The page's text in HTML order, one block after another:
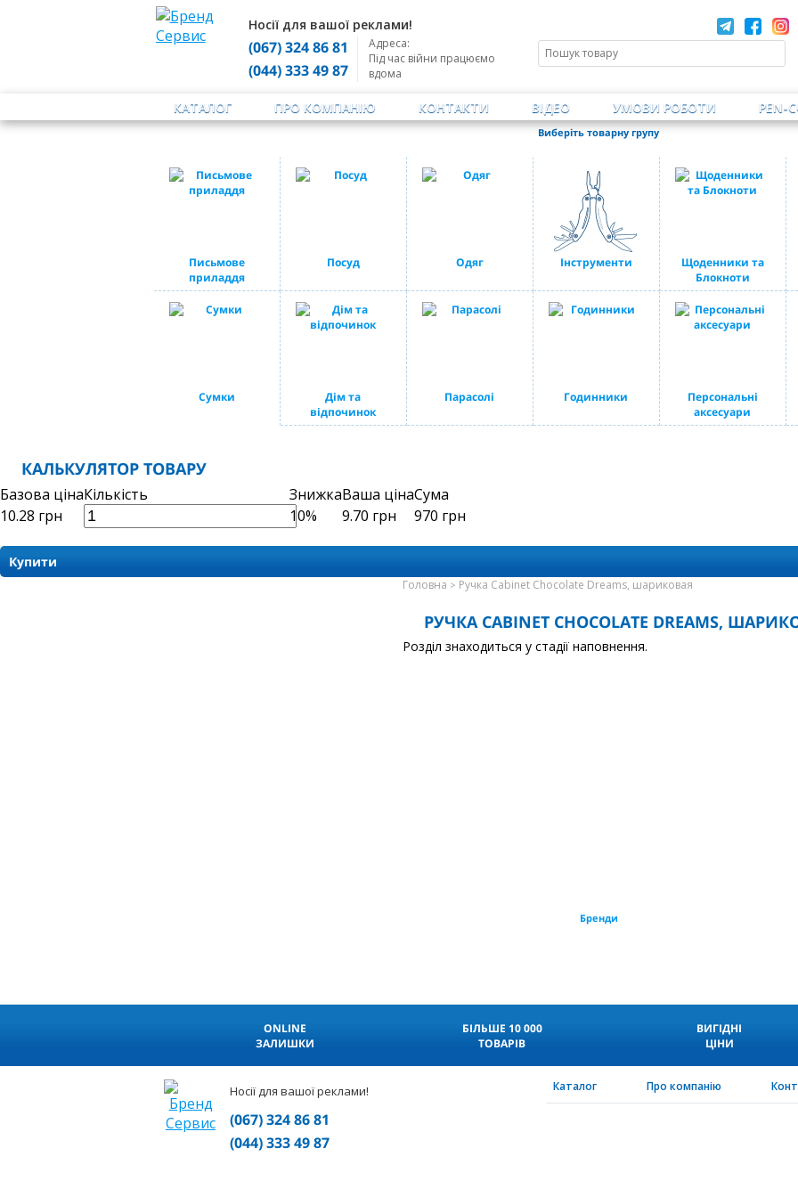
Носії для вашої реклами!
(067) 324 86 81
(044) 333 49 87
Адреса:
Під час війни працюємо
вдома
КАТАЛОГ ПРО КОМПАНІЮ КОНТАКТИ ВІДЕО УМОВИ РОБОТИ PEN-
Письмове
приладдя
Посуд Одяг Інструменти
Щоденники та
Блокноти
Сумки
Дім та
відпочинок
Парасолі Годинники
Персональні
аксесуари
Виберіть товарну групу
КАЛЬКУЛЯТОР ТОВАРУ
Базова цінаКількість ЗнижкаВаша цінаСума
10.28 грн 10% 9.70 грн 970 грн
Купити
Головна > Ручка Cabinet Chocolate Dreams, шариковая
РУЧКА CABINET CHOCOLATE DREAMS,
Розділ знаходиться у стадії наповнення.
Бренди
ONLINE
ЗАЛИШКИ
БІЛЬШЕ 10 000
ТОВАРІВ
ВИГІДНІ
ЦІНИ
Носії для вашої реклами!
(067) 324 86 81
(044) 333 49 87
Каталог Про компанію